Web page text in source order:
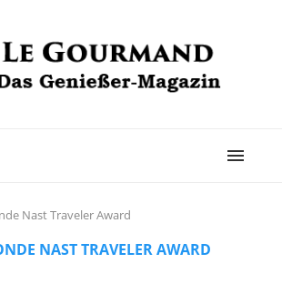
Nast Traveler Award
NAST TRAVELER AWARD